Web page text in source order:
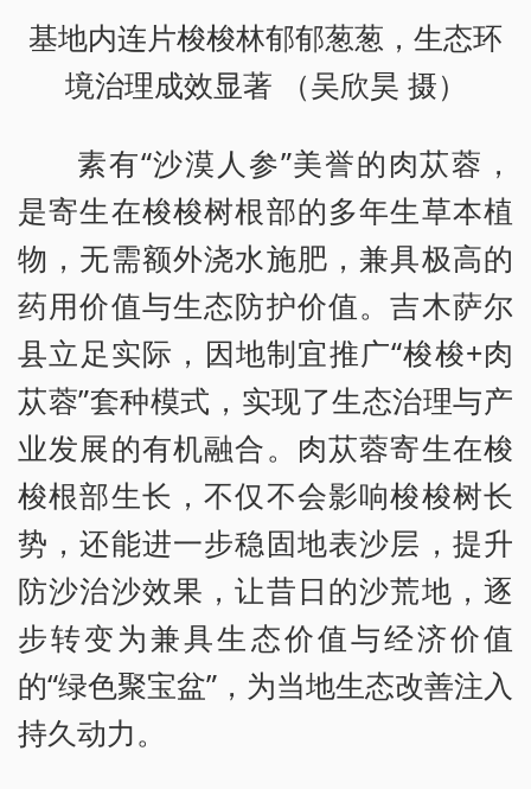
基地内连片梭梭林郁郁葱葱，生态环
境治理成效显著 （吴欣昊 摄）
素有“沙漠人参”美誉的肉苁蓉，
是寄生在梭梭树根部的多年生草本植
物，无需额外浇水施肥，兼具极高的
药用价值与生态防护价值。吉木萨尔
县立足实际，因地制宜推广“梭梭+肉
苁蓉”套种模式，实现了生态治理与产
业发展的有机融合。肉苁蓉寄生在梭
梭根部生长，不仅不会影响梭梭树长
势，还能进一步稳固地表沙层，提升
防沙治沙效果，让昔日的沙荒地，逐
步转变为兼具生态价值与经济价值
的“绿色聚宝盆”，为当地生态改善注入
持久动力。